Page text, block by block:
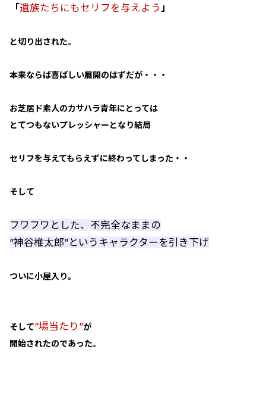
「遺族たちにもセリフを与えよう」
と切り出された。
本来ならば喜ばしい展開のはずだが・・・
お芝居ド素人のカサハラ青年にとっては
とてつもないプレッシャーとなり結局
セリフを与えてもらえずに終わってしまった・・
そして
フワフワとした、不完全なままの
”神谷椎太郎”というキャラクターを引き下げ
ついに小屋入り。
そして”場当たり”が
開始されたのであった。